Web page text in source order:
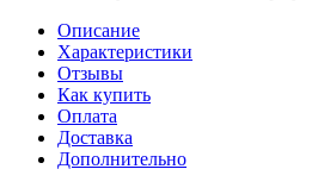
Описание
Характеристики
Отзывы
Как купить
Оплата
Доставка
Дополнительно